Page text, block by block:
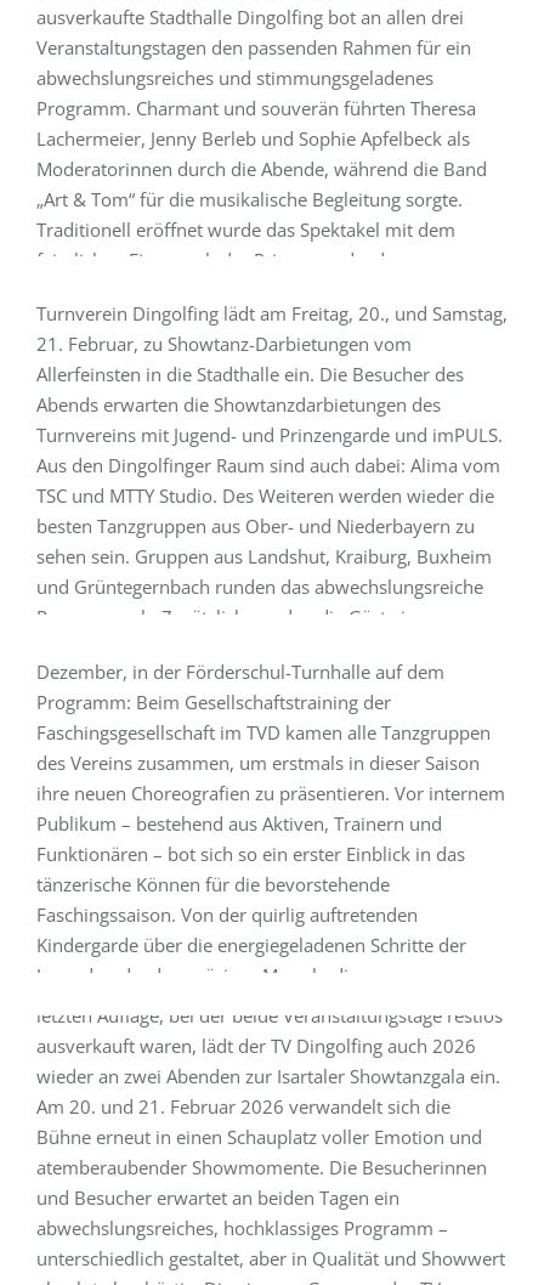
Weiterlesen
ausverkaufte Stadthalle Dingolfing bot an allen drei
Veranstaltungstagen den passenden Rahmen für ein
abwechslungsreiches und stimmungsgeladenes
Programm. Charmant und souverän führten Theresa
Lachermeier, Jenny Berleb und Sophie Apfelbeck als
Moderatorinnen durch die Abende, während die Band
„Art & Tom“ für die musikalische Begleitung sorgte.
Traditionell eröffnet wurde das Spektakel mit dem
feierlichen Einmarsch der Prinzengarde, der
beiden Hofnarren Michael und Matthias Lex. Höhepunkt
des Einzugs war die Präsentation…
Weiterlesen
13. Januar 2026
Ticketvorverkauf startet
Isartaler Showtanzgala findet am 20. und 21. Februar in
Turnverein Dingolfing lädt am Freitag, 20., und Samstag,
21. Februar, zu Showtanz-Darbietungen vom
Allerfeinsten in die Stadthalle ein. Die Besucher des
Abends erwarten die Showtanzdarbietungen des
Turnvereins mit Jugend- und Prinzengarde und imPULS.
Aus den Dingolfinger Raum sind auch dabei: Alima vom
TSC und MTTY Studio. Des Weiteren werden wieder die
besten Tanzgruppen aus Ober- und Niederbayern zu
sehen sein. Gruppen aus Landshut, Kraiburg, Buxheim
und Grüntegernbach runden das abwechslungsreiche
Programm ab. Zusätzlich werden die Gäste in
verwöhnt. Nach den…
Weiterlesen
09. Dezember 2025
Gemeinsam stark in den Faschingsendspurt
Gesellschaftstraining der TV-Dingolfing-Tanzgruppen als
erste Generalprobe für die Saison 2026 Ein
Dezember, in der Förderschul-Turnhalle auf dem
Programm: Beim Gesellschaftstraining der
Faschingsgesellschaft im TVD kamen alle Tanzgruppen
des Vereins zusammen, um erstmals in dieser Saison
ihre neuen Choreografien zu präsentieren. Vor internem
Publikum – bestehend aus Aktiven, Trainern und
Funktionären – bot sich so ein erster Einblick in das
tänzerische Können für die bevorstehende
Faschingssaison. Von der quirlig auftretenden
Kindergarde über die energiegeladenen Schritte der
Jugendgarde, den präzisen Marsch, die
hin zur kraftvollen Performance von imPuls zeigten alle
Gruppen, wie…
Weiterlesen
26. November 2025
Ankündigung: 9. Isartaler Showtanzgala am 20. & 21.
Februar 2026
letzten Auflage, bei der beide Veranstaltungstage restlos
ausverkauft waren, lädt der TV Dingolfing auch 2026
wieder an zwei Abenden zur Isartaler Showtanzgala ein.
Am 20. und 21. Februar 2026 verwandelt sich die
Bühne erneut in einen Schauplatz voller Emotion und
atemberaubender Showmomente. Die Besucherinnen
und Besucher erwartet an beiden Tagen ein
abwechslungsreiches, hochklassiges Programm –
unterschiedlich gestaltet, aber in Qualität und Showwert
17. November 2025